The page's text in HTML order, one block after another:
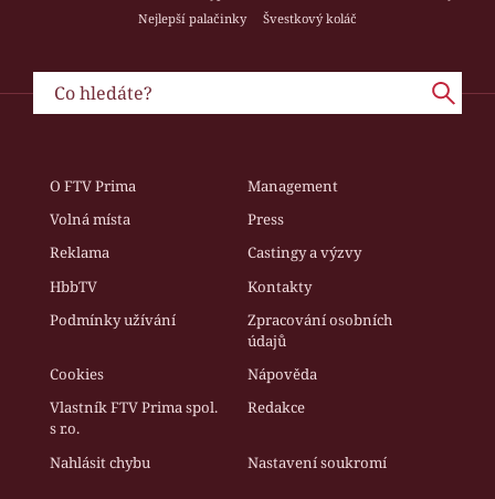
Nejlepší palačinky
Švestkový koláč
O FTV Prima
Management
Volná místa
Press
Reklama
Castingy a výzvy
HbbTV
Kontakty
Podmínky užívání
Zpracování osobních
údajů
Cookies
Nápověda
Vlastník FTV Prima spol.
s r.o.
Redakce
Nahlásit chybu Nastavení soukromí